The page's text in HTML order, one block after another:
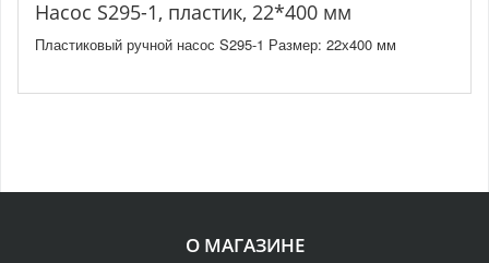
Насос S295-1, пластик, 22*400 мм
Пластиковый ручной насос S295-1 Размер: 22х400 мм
О МАГАЗИНЕ